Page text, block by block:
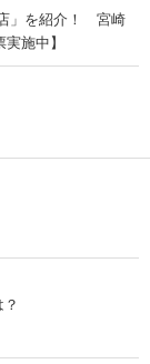
」を紹介！ 宮崎
施中】